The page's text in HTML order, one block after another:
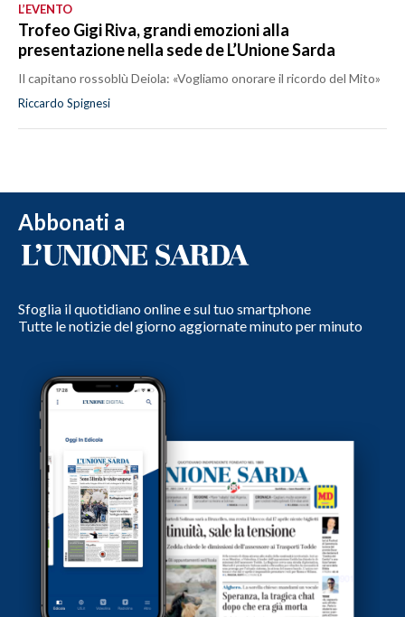
L’EVENTO
Trofeo Gigi Riva, grandi emozioni alla
presentazione nella sede de L’Unione Sarda
Il capitano rossoblù Deiola: «Vogliamo onorare il ricordo del Mito»
Riccardo Spignesi
Abbonati a
Sfoglia il quotidiano online e sul tuo smartphone
Tutte le notizie del giorno aggiornate minuto per minuto